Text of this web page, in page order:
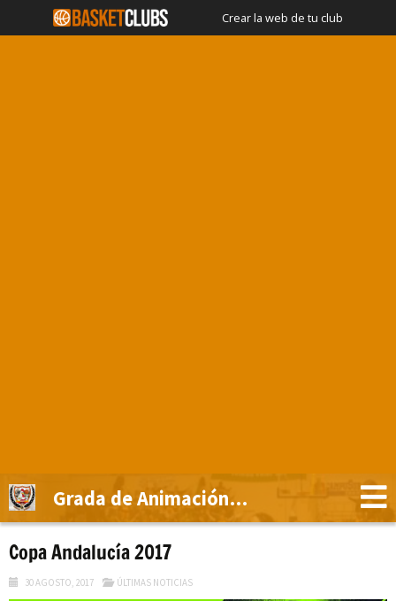
Crear la web de tu club
Grada de Animación El Gallo
Copa Andalucía 2017
30 AGOSTO, 2017 ÚLTIMAS NOTICIAS